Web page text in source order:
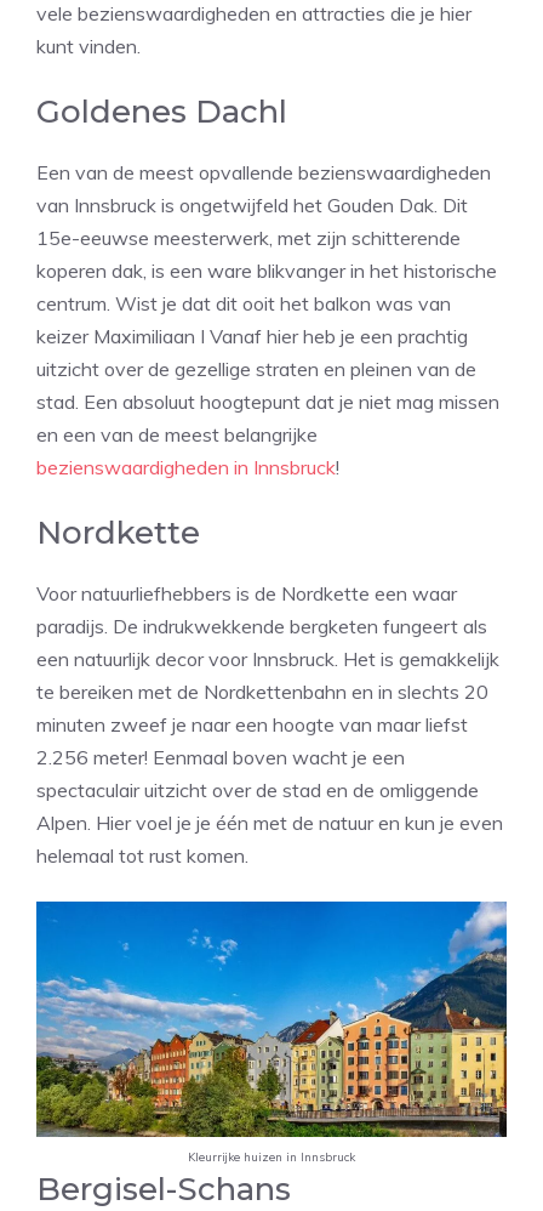
vele bezienswaardigheden en attracties die je hier
kunt vinden.
Goldenes Dachl
Een van de meest opvallende bezienswaardigheden
van Innsbruck is ongetwijfeld het Gouden Dak. Dit
15e-eeuwse meesterwerk, met zijn schitterende
koperen dak, is een ware blikvanger in het historische
centrum. Wist je dat dit ooit het balkon was van
keizer Maximiliaan I Vanaf hier heb je een prachtig
uitzicht over de gezellige straten en pleinen van de
stad. Een absoluut hoogtepunt dat je niet mag missen
en een van de meest belangrijke
bezienswaardigheden in Innsbruck!
Nordkette
Voor natuurliefhebbers is de Nordkette een waar
paradijs. De indrukwekkende bergketen fungeert als
een natuurlijk decor voor Innsbruck. Het is gemakkelijk
te bereiken met de Nordkettenbahn en in slechts 20
minuten zweef je naar een hoogte van maar liefst
2.256 meter! Eenmaal boven wacht je een
spectaculair uitzicht over de stad en de omliggende
Alpen. Hier voel je je één met de natuur en kun je even
helemaal tot rust komen.
Kleurrijke huizen in Innsbruck
Bergisel-Schans